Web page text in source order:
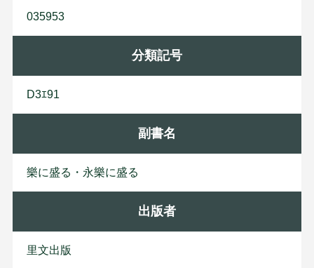
035953
分類記号
D3ｴ91
副書名
樂に盛る・永樂に盛る
出版者
里文出版